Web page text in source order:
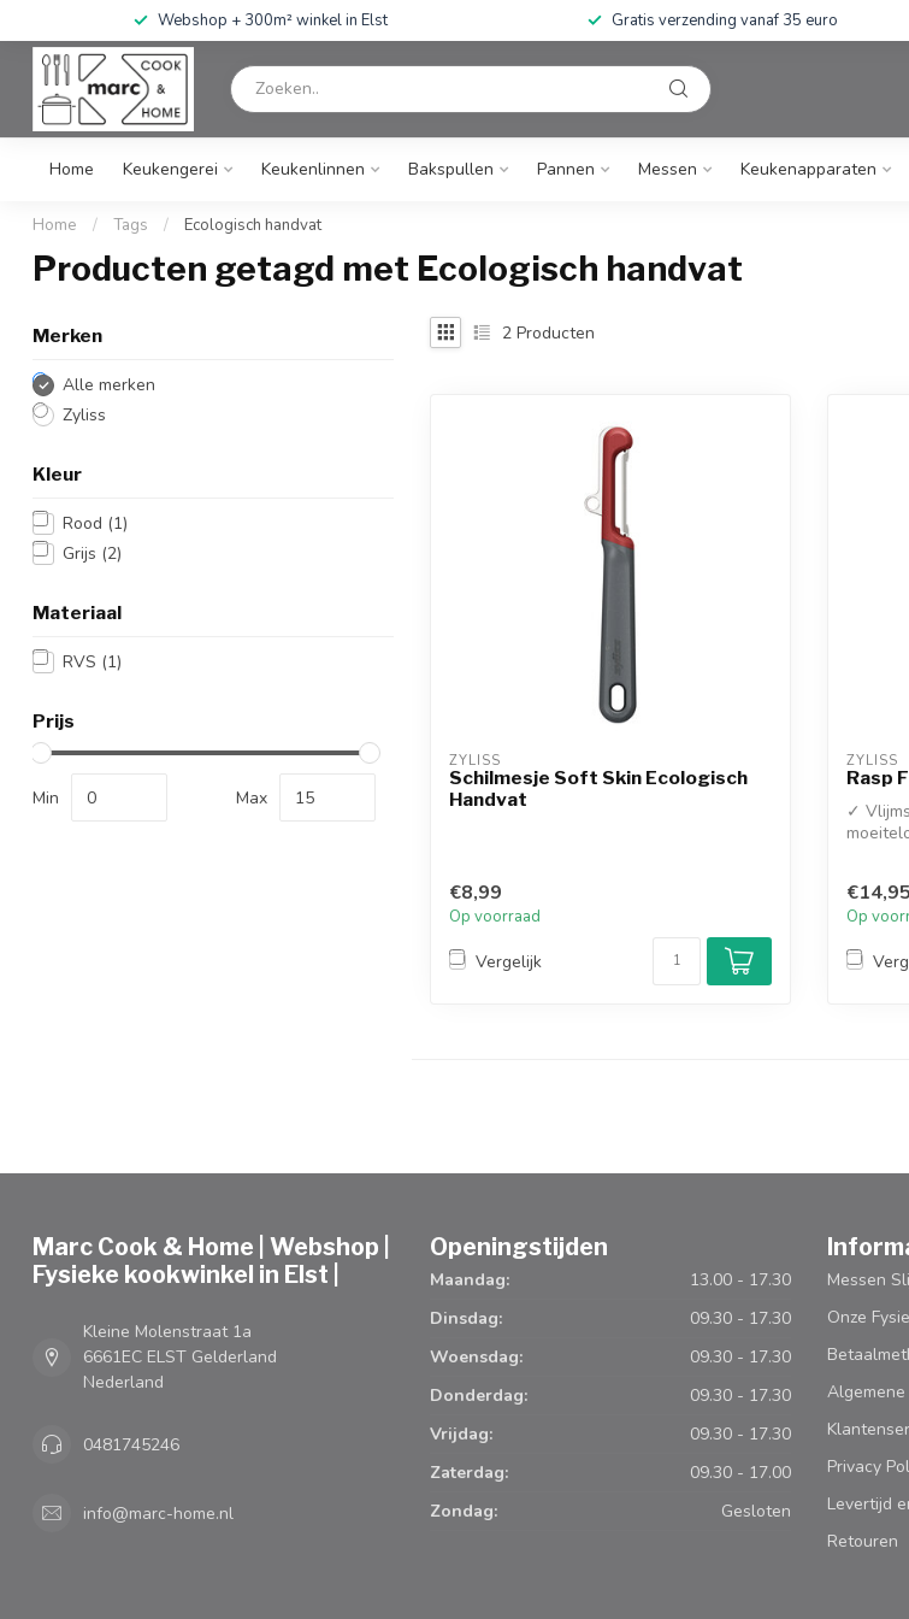
Webshop + 300m² winkel in Elst Gratis verzending vanaf 35 euro
Home Keukengerei Keukenlinnen Bakspullen Pannen Messen Keukenapparaten
Home / Tags / Ecologisch handvat
Producten getagd met Ecologisch handvat
Merken
Alle merken
Zyliss
Kleur
Rood (1)
Grijs (2)
Materiaal
RVS (1)
Prijs
Min Max
2 Producten
ZYLISS
Schilmesje Soft Skin Ecologisch
Handvat
€8,99
Op voorraad
Vergelijk
ZYLISS
Rasp
✓
€14,95
Op
Marc Cook & Home | Webshop |
Fysieke kookwinkel in Elst |
Kleine Molenstraat 1a
6661EC ELST Gelderland
Nederland
0481745246
info@marc-home.nl
Openingstijden
Maandag:
13.00 - 17.30
Dinsdag:
09.30 - 17.30
Woensdag:
09.30 - 17.30
Donderdag:
09.30 - 17.30
Vrijdag:
09.30 - 17.30
Zaterdag:
09.30 - 17.00
Zondag:
Gesloten
Messen
Onze
Privacy
Levertijd
Retouren